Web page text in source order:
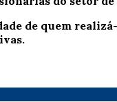
de quem